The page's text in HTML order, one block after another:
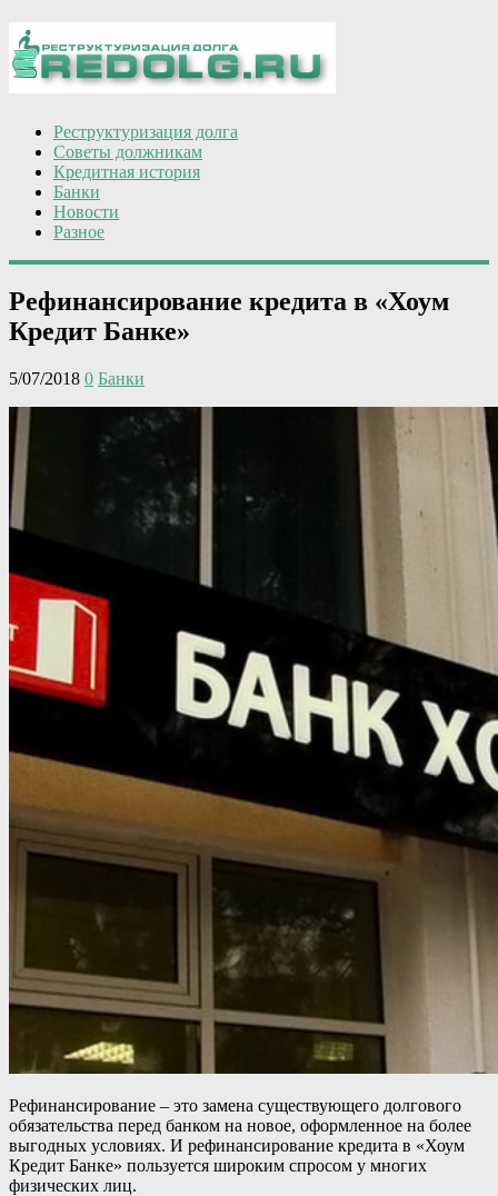
Реструктуризация долга
Советы должникам
Кредитная история
Банки
Новости
Разное
Рефинансирование кредита в «Хоум
Кредит Банке»
5/07/2018 0 Банки
Рефинансирование – это замена существующего долгового
обязательства перед банком на новое, оформленное на более
выгодных условиях. И рефинансирование кредита в «Хоум
Кредит Банке» пользуется широким спросом у многих
физических лиц.